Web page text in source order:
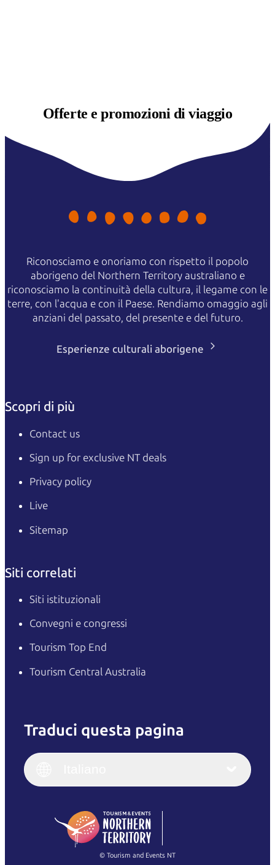
Offerte epromozioni di viaggio
Riconosciamo e onoriamo con rispetto il popolo
aborigeno del Northern Territory australiano e
riconosciamo la continuità della cultura, il legame con le
terre, con l'acqua e con il Paese. Rendiamo omaggio agli
anziani del passato, del presente e del futuro.
Esperienze culturali aborigene
Scopri di più
Contact us
Sign up for exclusive NT deals
Privacy policy
Live
Sitemap
Siti correlati
Siti istituzionali
Convegni e congressi
Tourism Top End
Tourism Central Australia
Traduci questa pagina
English
(Singapore)
Français
Italiano
繁體中文
© Tourism and Events NT